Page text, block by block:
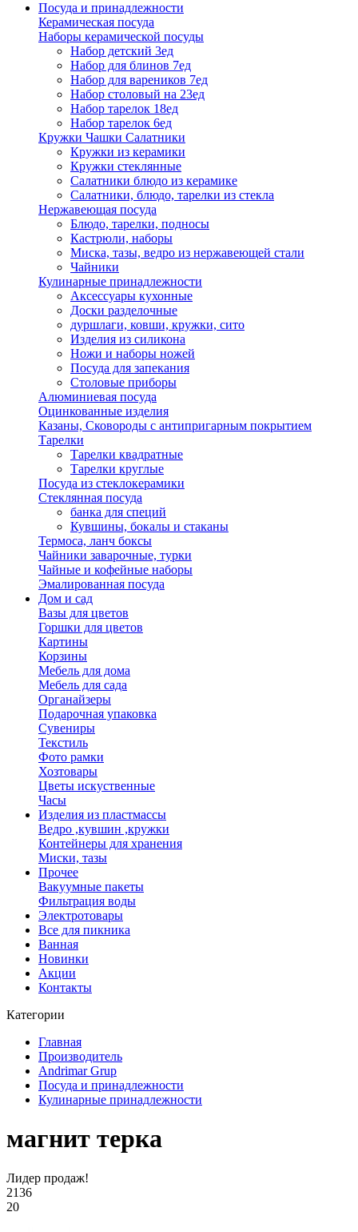
Посуда и принадлежности
Керамическая посуда
Наборы керамической посуды
Набор детский 3ед
Набор для блинов 7ед
Набор для вареников 7ед
Набор столовый на 23ед
Набор тарелок 18ед
Набор тарелок 6ед
Кружки Чашки Салатники
Кружки из керамики
Кружки стеклянные
Салатники блюдо из керамике
Салатники, блюдо, тарелки из стекла
Нержавеющая посуда
Блюдо, тарелки, подносы
Кастрюли, наборы
Миска, тазы, ведро из нержавеющей стали
Чайники
Кулинарные принадлежности
Аксессуары кухонные
Доски разделочные
дуршлаги, ковши, кружки, сито
Изделия из силикона
Ножи и наборы ножей
Посуда для запекания
Столовые приборы
Алюминиевая посуда
Оцинкованные изделия
Казаны, Сковороды с антипригарным покрытием
Тарелки
Тарелки квадратные
Тарелки круглые
Посуда из стеклокерамики
Стеклянная посуда
банка для специй
Кувшины, бокалы и стаканы
Термоса, ланч боксы
Чайники заварочные, турки
Чайные и кофейные наборы
Эмалированная посуда
Дом и сад
Вазы для цветов
Горшки для цветов
Картины
Корзины
Мебель для дома
Мебель для сада
Органайзеры
Подарочная упаковка
Сувениры
Текстиль
Фото рамки
Хозтовары
Цветы искуственные
Часы
Изделия из пластмассы
Ведро ,кувшин ,кружки
Контейнеры для хранения
Миски, тазы
Прочее
Вакуумные пакеты
Фильтрация воды
Электротовары
Все для пикника
Ванная
Новинки
Акции
Контакты
Категории
Главная
Производитель
Andrimar Grup
Посуда и принадлежности
Кулинарные принадлежности
магнит терка
Лидер продаж!
2136
20